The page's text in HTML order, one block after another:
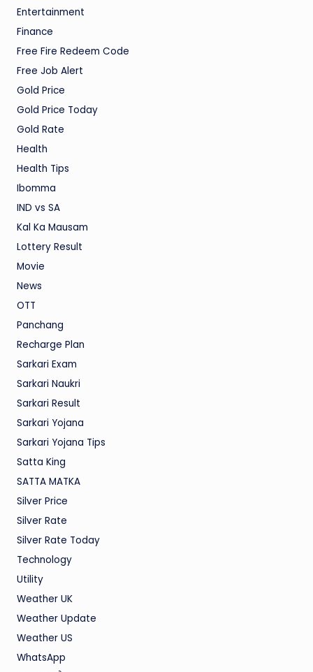
Entertainment
Finance
Free Fire Redeem Code
Free Job Alert
Gold Price
Gold Price Today
Gold Rate
Health
Health Tips
Ibomma
IND vs SA
Kal Ka Mausam
Lottery Result
Movie
News
OTT
Panchang
Recharge Plan
Sarkari Exam
Sarkari Naukri
Sarkari Result
Sarkari Yojana
Sarkari Yojana Tips
Satta King
SATTA MATKA
Silver Price
Silver Rate
Silver Rate Today
Technology
Utility
Weather UK
Weather Update
Weather US
WhatsApp